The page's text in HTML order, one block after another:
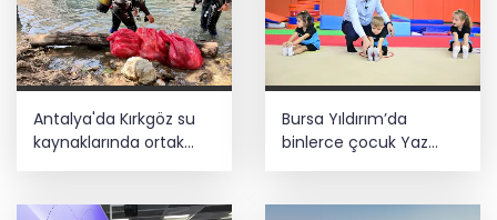
Antalya'da Kırkgöz su
kaynaklarında ortak
koruma seferberliği
Bursa Yıldırım’da
binlerce çocuk Yaz
Spor Okullarında